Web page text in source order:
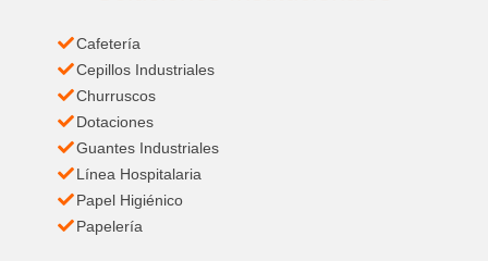
Cafetería
Cepillos Industriales
Churruscos
Dotaciones
Guantes Industriales
Línea Hospitalaria
Papel Higiénico
Papelería